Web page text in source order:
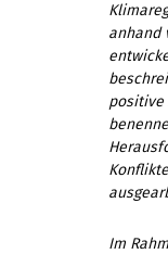
anhand
positive
Im